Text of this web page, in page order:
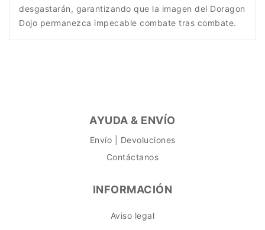
desgastarán, garantizando que la imagen del Doragon
Dojo permanezca impecable combate tras combate.
AYUDA & ENVÍO
Envío | Devoluciones
Contáctanos
INFORMACIÓN
Aviso legal